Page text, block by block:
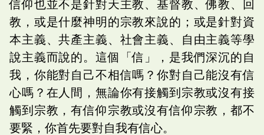
信仰也並不是針對天主教、基督教、佛教、回
教，或是什麼神明的宗教來說的；或是針對資
本主義、共產主義、社會主義、自由主義等學
說主義而說的。這個「信」，是我們深沉的自
我，你能對自己不相信嗎？你對自己能沒有信
心嗎？在人間，無論你有接觸到宗教或沒有接
觸到宗教，有信仰宗教或沒有信仰宗教，都不
要緊，你首先要對自我有信心。